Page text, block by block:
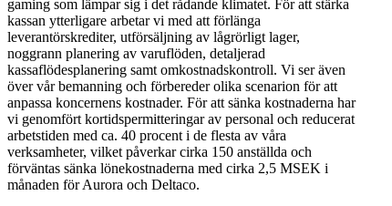
gaming som lämpar sig i det rådande klimatet. För att stärka
kassan ytterligare arbetar vi med att förlänga
leverantörskrediter, utförsäljning av lågrörligt lager,
noggrann planering av varuflöden, detaljerad
kassaflödesplanering samt omkostnadskontroll. Vi ser även
över vår bemanning och förbereder olika scenarion för att
anpassa koncernens kostnader. För att sänka kostnaderna har
vi genomfört kortidspermitteringar av personal och reducerat
arbetstiden med ca. 40 procent i de flesta av våra
verksamheter, vilket påverkar cirka 150 anställda och
förväntas sänka lönekostnaderna med cirka 2,5 MSEK i
månaden för Aurora och Deltaco.